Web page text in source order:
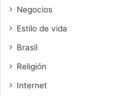
Negocios
Estilo de vida
Brasil
Religión
Internet